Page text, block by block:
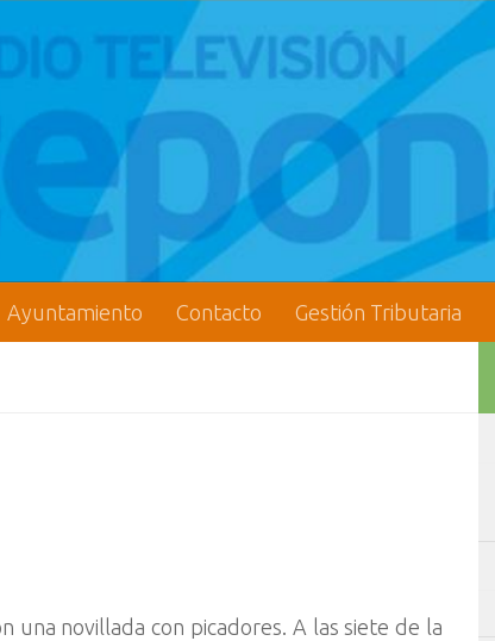
Ayuntamiento Contacto Gestión Tributaria
una novillada con picadores. A las siete de la